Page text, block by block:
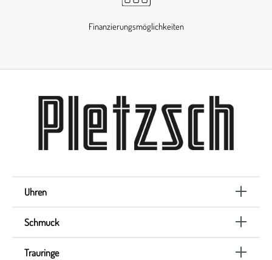
Finanzierungsmöglichkeiten
Uhren
Schmuck
Trauringe